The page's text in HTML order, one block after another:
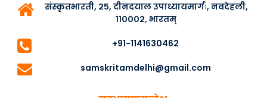
संस्कृतभारती, २५, दीनदयाल उपाध्यायमार्गः, नवदेहली,
११०००२, भारतम्
+91-1141630462
samskritamdelhi@gmail.com